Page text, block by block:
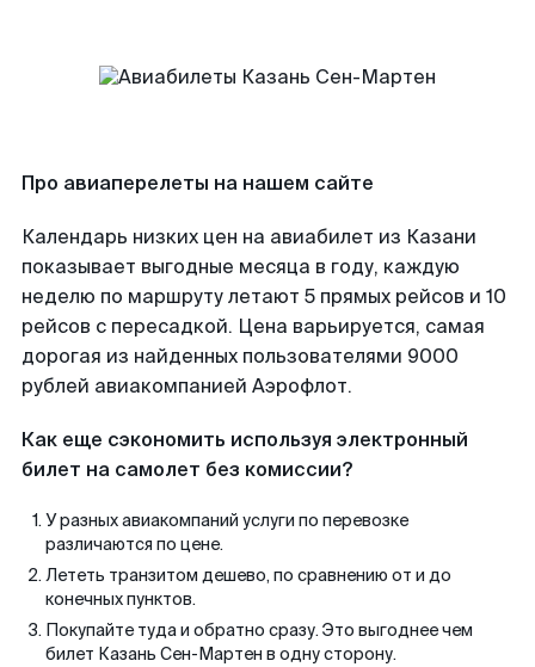
Про авиаперелеты на нашем сайте
Календарь низких цен на авиабилет из Казани
показывает выгодные месяца в году, каждую
неделю по маршруту летают 5 прямых рейсов и 10
рейсов с пересадкой. Цена варьируется, самая
дорогая из найденных пользователями 9000
рублей авиакомпанией Аэрофлот.
Как еще сэкономить используя электронный
билет на самолет без комиссии?
У разных авиакомпаний услуги по перевозке
различаются по цене.
Лететь транзитом дешево, по сравнению от и до
конечных пунктов.
Покупайте туда и обратно сразу. Это выгоднее чем
билет Казань Сен-Мартен в одну сторону.